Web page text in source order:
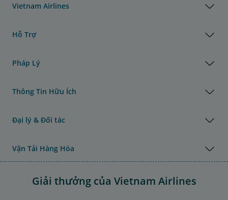
Vietnam Airlines
Hỗ Trợ
Pháp Lý
Thông Tin Hữu Ích
Đại lý & Đối tác
Vận Tải Hàng Hóa
Giải thưởng của Vietnam Airlines